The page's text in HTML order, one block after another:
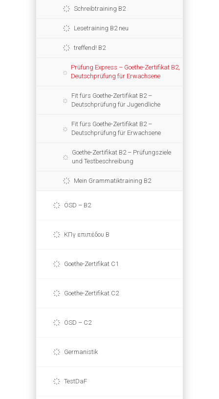
Schreibtraining B2
Lesetraining B2 neu
treffend! B2
Prüfung Express – Goethe-Zertifikat B2,
Deutschprüfung für Erwachsene
Fit fürs Goethe-Zertifikat B2 –
Deutschprüfung für Jugendliche
Fit fürs Goethe-Zertifikat B2 –
Deutschprüfung für Erwachsene
Goethe-Zertifikat B2 – Prüfungsziele
und Testbeschreibung
Mein Grammatiktraining B2
ÖSD – B2
ΚΠγ επιπέδου Β
Goethe-Zertifikat C1
Goethe-Zertifikat C2
ÖSD – C2
Germanistik
TestDaF